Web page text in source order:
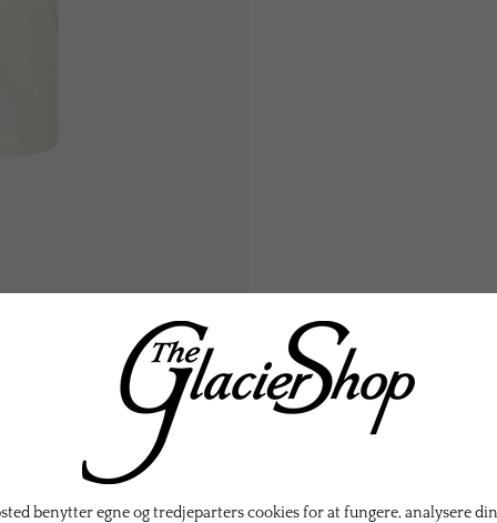
benytter egne og tredjeparters cookies for at fungere, analysere